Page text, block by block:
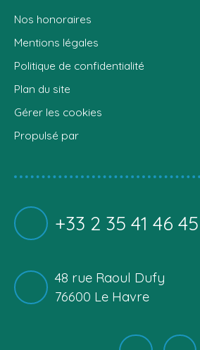
Nos honoraires
Mentions légales
Politique de confidentialité
Plan du site
Gérer les cookies
Propulsé par
+33 2 35 41 46 45
48 rue Raoul Dufy
76600 Le Havre